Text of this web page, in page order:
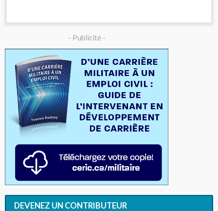
- Publicité -
DEVENEZ UN CONTRIBUTEUR